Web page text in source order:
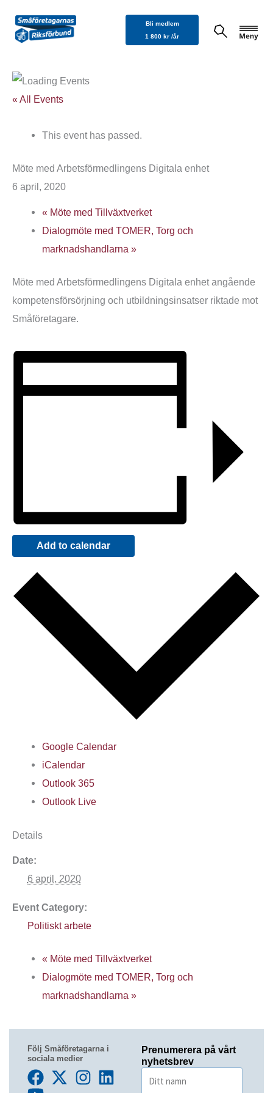
innehåll
Bli medlem
1 800 kr /år
« All Events
This event has passed.
Möte med Arbetsförmedlingens Digitala enhet
6 april, 2020
« Möte med Tillväxtverket
Dialogmöte med TOMER, Torg och
marknadshandlarna»
Möte med Arbetsförmedlingens Digitala enhet angående
kompetensförsörjning och utbildningsinsatser riktade mot
Småföretagare.
Add to calendar
Google Calendar
iCalendar
Outlook 365
Outlook Live
Details
Date:
6 april, 2020
Event Category:
Politiskt arbete
« Möte med Tillväxtverket
Dialogmöte med TOMER, Torg och
marknadshandlarna»
Följ Småföretagarna i
sociala medier
Prenumerera på vårt
nyhetsbrev